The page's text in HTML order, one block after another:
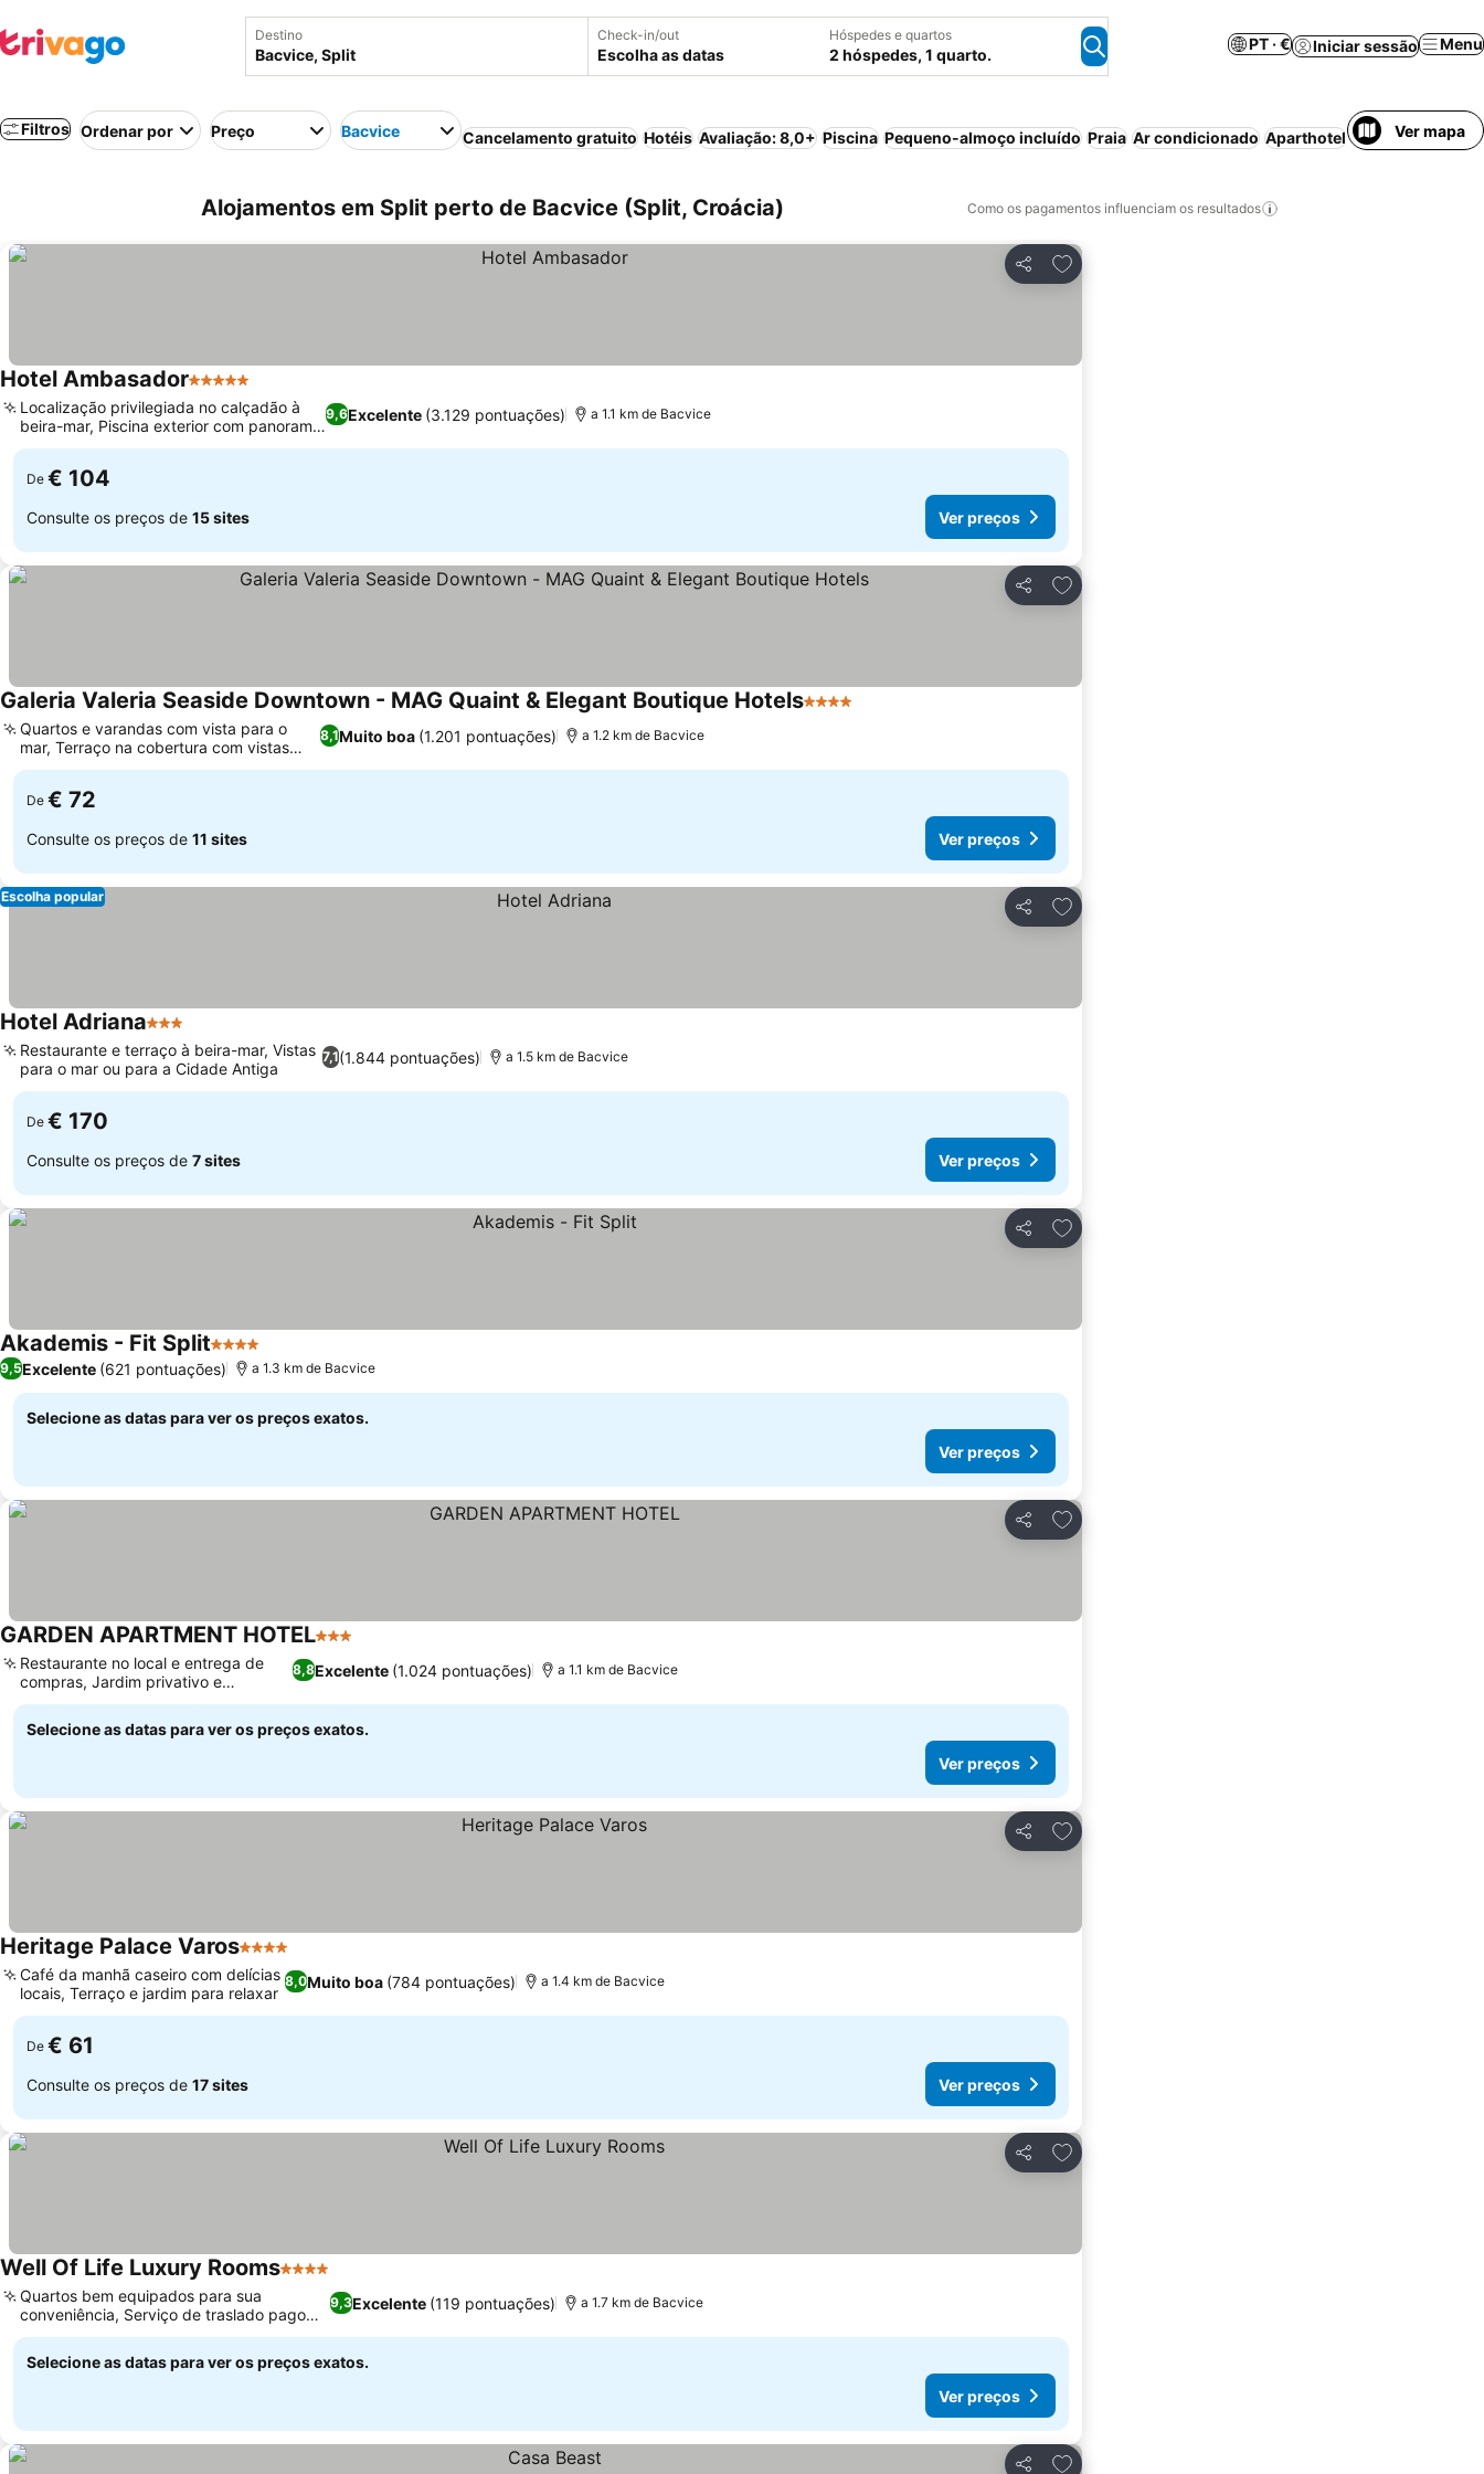
Destino Check-in/out
Escolha as datas
Hóspedes e quartos
2 hóspedes, 1 quarto.
PT · € Iniciar sessão Menu
Filtros Ordenar por Preço Bacvice Cancelamento gratuito Hotéis Avaliação: 8,0+ Piscina Pequeno-almoço incluído Praia Ar condicionado Aparthotel Meia-pensão
Ver mapa
Alojamentos em Split perto de Bacvice (Split, Croácia) Como os pagamentos influenciam os resultados
Partilhar
Adicionar aos favoritos
Hotel Ambasador5 Estrelas
9,6Excelente (3.129 pontuações)
Localização privilegiada no calçadão à
beira-mar, Piscina exterior com panorama
da cidade
a 1.1 km de Bacvice
De € 104
Consulte os preços de 15 sites Ver preços
Partilhar
Adicionar aos favoritos
Galeria Valeria Seaside Downtown - MAG Quaint & Elegant Boutique Hotels4 Estrelas
8,1Muito boa (1.201 pontuações)
Quartos e varandas com vista para o
mar, Terraço na cobertura com vistas
panorâmicas
a 1.2 km de Bacvice
De € 72
Consulte os preços de 11 sites Ver preços
Partilhar
Adicionar aos favoritos
Escolha popular
Hotel Adriana3 Estrelas
7,1(1.844 pontuações)
Restaurante e terraço à beira-mar, Vistas
para o mar ou para a Cidade Antiga
a 1.5 km de Bacvice
De € 170
Consulte os preços de 7 sites Ver preços
Partilhar
Adicionar aos favoritos
Akademis - Fit Split4 Estrelas
9,5Excelente (621 pontuações) a 1.3 km de Bacvice
Selecione as datas para ver os preços exatos.
Ver preços
Partilhar
Adicionar aos favoritos
GARDEN APARTMENT HOTEL3 Estrelas
8,8Excelente (1.024 pontuações)
Restaurante no local e entrega de
compras, Jardim privativo e
churrasqueira
a 1.1 km de Bacvice
Selecione as datas para ver os preços exatos.
Ver preços
Partilhar
Adicionar aos favoritos
Heritage Palace Varos4 Estrelas
8,0Muito boa (784 pontuações)
Café da manhã caseiro com delícias
locais, Terraço e jardim para relaxar
a 1.4 km de Bacvice
De € 61
Consulte os preços de 17 sites Ver preços
Partilhar
Adicionar aos favoritos
Well Of Life Luxury Rooms4 Estrelas
9,3Excelente (119 pontuações)
Quartos bem equipados para sua
conveniência, Serviço de traslado pago
para o aeroporto
a 1.7 km de Bacvice
Selecione as datas para ver os preços exatos.
Ver preços
Adicionar aos favoritos